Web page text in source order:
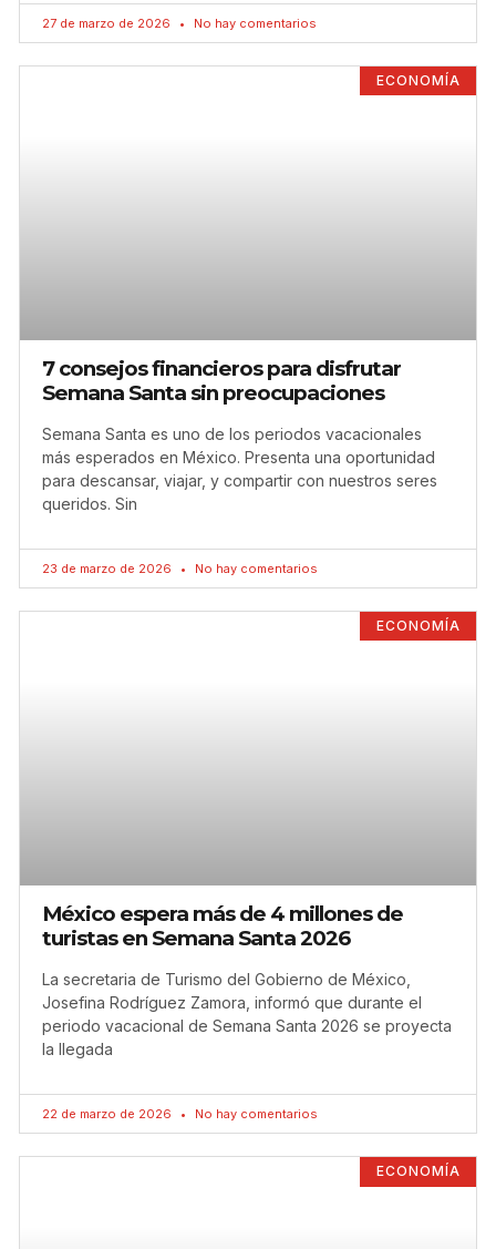
27 de marzo de 2026 No hay comentarios
ECONOMÍA
7 consejos financieros para disfrutar
Semana Santa sin preocupaciones
Semana Santa es uno de los periodos vacacionales
más esperados en México. Presenta una oportunidad
para descansar, viajar, y compartir con nuestros seres
queridos. Sin
23 de marzo de 2026 No hay comentarios
ECONOMÍA
México espera más de 4 millones de
turistas en Semana Santa 2026
La secretaria de Turismo del Gobierno de México,
Josefina Rodríguez Zamora, informó que durante el
periodo vacacional de Semana Santa 2026 se proyecta
la llegada
22 de marzo de 2026 No hay comentarios
ECONOMÍA